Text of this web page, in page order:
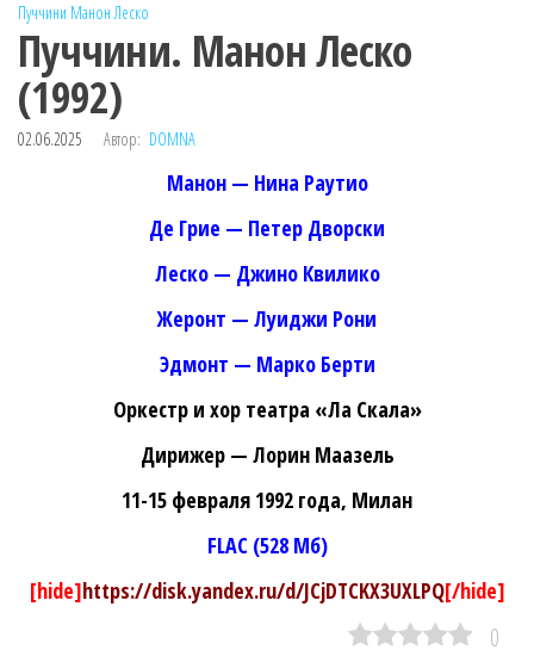
Пуччини Манон Леско
Пуччини. Манон Леско
(1992)
02.06.2025 Автор: DOMNA
Манон — Нина Раутио
Де Грие — Петер Дворски
Леско — Джино Квилико
Жеронт — Луиджи Рони
Эдмонт — Марко Берти
Оркестр и хор театра «Ла Скала»
Дирижер — Лорин Маазель
11-15 февраля 1992 года, Милан
FLAC (528 Мб)
[hide]https://disk.yandex.ru/d/JCjDTCKX3UXLPQ[/hide]
0